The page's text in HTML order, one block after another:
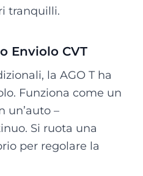
tranquilli.
Enviolo CVT
la AGO T ha
Funziona come un
un’auto –
Si ruota una
per regolare la